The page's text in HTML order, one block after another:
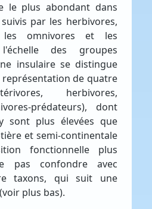
le plus abondant dans
par les herbivores,
les omnivores et les
des groupes
insulaire se distingue
de quatre
herbivores,
prédateurs), dont
sont plus élevées que
et semi-continentale
fonctionnelle plus
pas confondre avec
taxons, qui suit une
plus bas).